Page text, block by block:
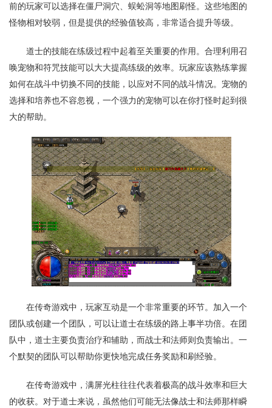
前的玩家可以选择在僵尸洞穴、蜈蚣洞等地图刷怪。这些地图的
怪物相对较弱，但是提供的经验值较高，非常适合提升等级。
道士的技能在练级过程中起着至关重要的作用。合理利用召
唤宠物和符咒技能可以大大提高练级的效率。玩家应该熟练掌握
如何在战斗中切换不同的技能，以应对不同的战斗情况。宠物的
选择和培养也不容忽视，一个强力的宠物可以在你打怪时起到很
大的帮助。
在传奇游戏中，玩家互动是一个非常重要的环节。加入一个
团队或创建一个团队，可以让道士在练级的路上事半功倍。在团
队中，道士主要负责治疗和辅助，而战士和法师则负责输出。一
个默契的团队可以帮助你更快地完成任务奖励和刷经验。
在传奇游戏中，满屏光柱往往代表着极高的战斗效率和巨大
的收获。对于道士来说，虽然他们可能无法像战士和法师那样瞬